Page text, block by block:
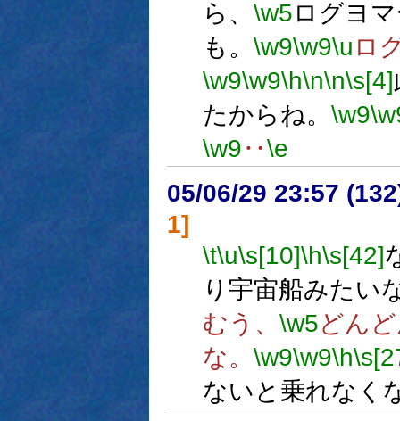
ら、 \w5ログヨ
も。 \w9\w9\u ロ
\w9\w9\h\n\n\s[4]
たからね。 \w9
\w9‥\e
05/06/29 23:57
1]
\t\u\s[10]\h\s[42]
り宇宙船みたい
むう、 \w5どん
な。 \w9\w9\h
ないと乗れなく